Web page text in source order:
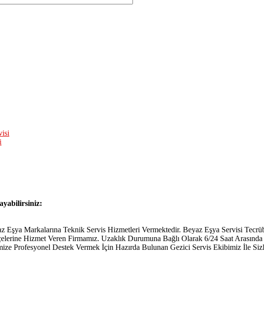
Eşya Markalarına Teknik Servis Hizmetleri Vermektedir. Beyaz Eşya Servisi
Hizmet Veren Firmamız. Uzaklık Durumuna Bağlı Olarak 6/24 Saat
Profesyonel Destek Vermek İçin Hazırda Bulunan Gezici Servis Ekibimiz İle